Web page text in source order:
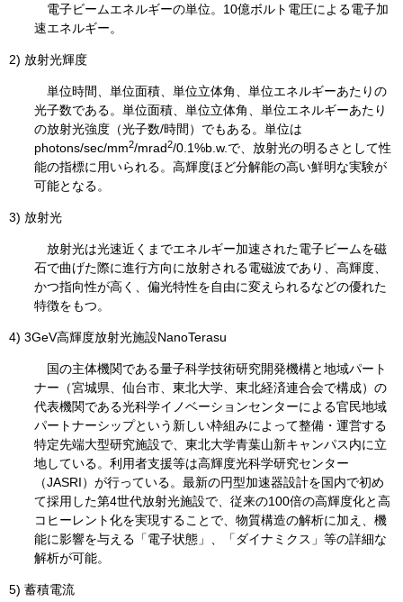
電子ビームエネルギーの単位。10億ボルト電圧による電子加
速エネルギー。
2) 放射光輝度
単位時間、単位面積、単位立体角、単位エネルギーあたりの
光子数である。単位面積、単位立体角、単位エネルギーあたり
の放射光強度（光子数/時間）でもある。単位は
photons/sec/mm2/mrad2/0.1%b.w.で、放射光の明るさとして性
能の指標に用いられる。高輝度ほど分解能の高い鮮明な実験が
可能となる。
3) 放射光
放射光は光速近くまでエネルギー加速された電子ビームを磁
石で曲げた際に進行方向に放射される電磁波であり、高輝度、
かつ指向性が高く、偏光特性を自由に変えられるなどの優れた
特徴をもつ。
4) 3GeV高輝度放射光施設NanoTerasu
国の主体機関である量子科学技術研究開発機構と地域パート
ナー（宮城県、仙台市、東北大学、東北経済連合会で構成）の
代表機関である光科学イノベーションセンターによる官民地域
パートナーシップという新しい枠組みによって整備・運営する
特定先端大型研究施設で、東北大学青葉山新キャンパス内に立
地している。利用者支援等は高輝度光科学研究センター
（JASRI）が行っている。最新の円型加速器設計を国内で初め
て採用した第4世代放射光施設で、従来の100倍の高輝度化と高
コヒーレント化を実現することで、物質構造の解析に加え、機
能に影響を与える「電子状態」、「ダイナミクス」等の詳細な
解析が可能。
5) 蓄積電流